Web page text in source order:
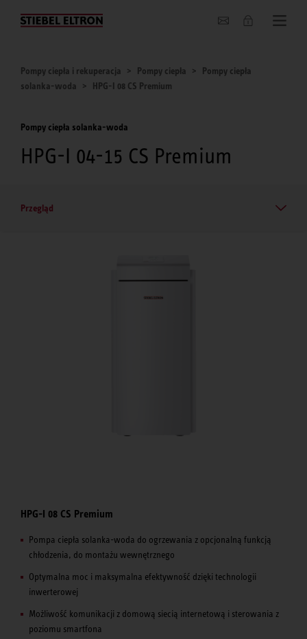
O nas
Pompy ciepła i rekuperacja Pompy ciepła
Pompy ciepła
solanka-woda
HPG-I 08 CS Premium
Pompy ciepła solanka-woda
HPG-I 04-15 CS Premium
Przegląd
HPG-I 08 CS Premium
Pompa ciepła solanka-woda do ogrzewania z opcjonalną funkcją
chłodzenia, do montażu wewnętrznego
Optymalna moc i maksymalna efektywność dzięki technologii
inwerterowej
Możliwość komunikacji z domową siecią internetową i sterowania z
poziomu smartfona